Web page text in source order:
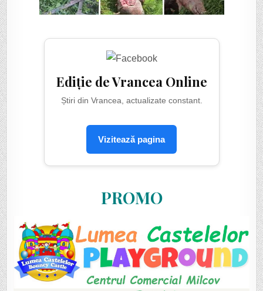
Ediție de Vrancea Online
Știri din Vrancea, actualizate constant.
Vizitează pagina
PROMO